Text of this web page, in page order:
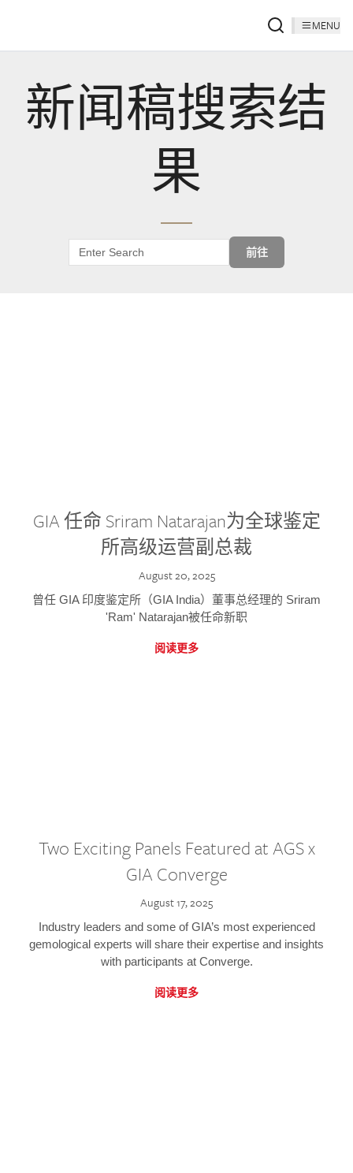
MENU
新闻稿搜索结
果
前往
GIA 任命 Sriram Natarajan为全球鉴定
所高级运营副总裁
August 20, 2025
曾任 GIA 印度鉴定所（GIA India）董事总经理的 Sriram
'Ram' Natarajan被任命新职
阅读更多
Two Exciting Panels Featured at AGS x
GIA Converge
August 17, 2025
Industry leaders and some of GIA’s most experienced
gemological experts will share their expertise and insights
with participants at Converge.
阅读更多